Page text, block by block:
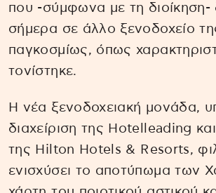
που -σύμφωνα με τη διοίκηση-
σήμερα σε άλλο ξενοδοχείο
παγκοσμίως, όπως
τονίστηκε.
Η νέα ξενοδοχειακή μονάδα,
διαχείριση της Hotelleading
της Hilton Hotels & Resorts,
ενισχύσει το αποτύπωμα των